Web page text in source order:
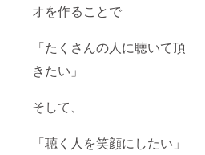
オを作ることで
「たくさんの人に聴いて頂
きたい」
そして、
「聴く人を笑顔にしたい」